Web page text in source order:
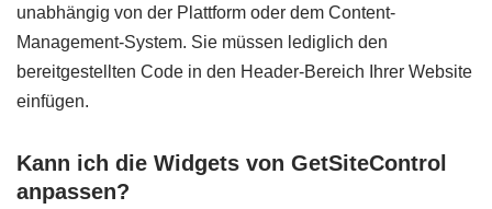
unabhängig von der Plattform oder dem Content-
Management-System. Sie müssen lediglich den
bereitgestellten Code in den Header-Bereich Ihrer Website
einfügen.
Kann ich die Widgets von GetSiteControl
anpassen?